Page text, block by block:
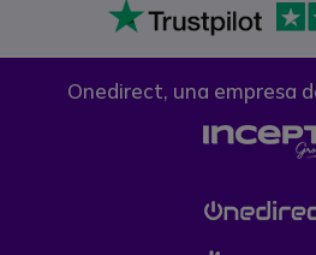
Onedirect, una empresa